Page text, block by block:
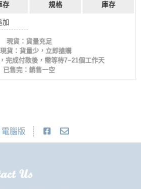
存 規格 庫存
加
現貨：貨量充足
貨：貨量少，立即搶購
完成付款後，需等待7~21個工作天
已售完：銷售一空
電腦版